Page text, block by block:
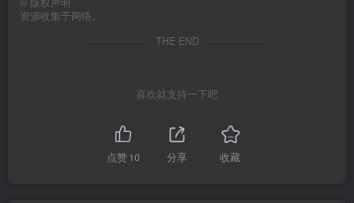
资源收集于网络。
THE END
喜欢就支持一下吧
点赞10 分享 收藏